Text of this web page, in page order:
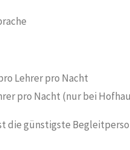
Lehrer pro Nacht
pro Nacht (nur bei
die günstigste